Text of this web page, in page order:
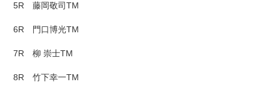
5R 藤岡敬司TM
6R 門口博光TM
7R 柳 崇士TM
8R 竹下幸一TM